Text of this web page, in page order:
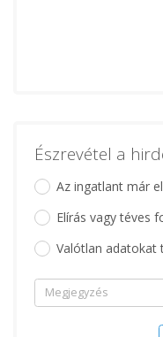
Észrevétel a
Az ingatlant már
Elírás vagy téves
Valótlan adatokat